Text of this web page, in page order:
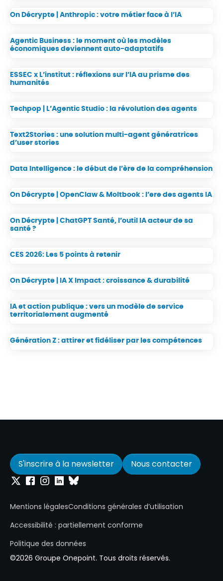
On Décrypte | Anthropic : votre métier face à l’IA
Agentic Business : le moment où les modèles
économiques deviennent auto-adaptatifs
ESSEC x L’institut : réflexions sur l’IA au prisme des
humanités
Techpop | L’Agentic Studio : la révolution des agents
Text2Stories : une solution multi-agent génératrices
d’user stories
Data Intelligence : le début de l’ère de la compréhension
On Décrypte | OpenClaw & Moltbook : l’ere des agents IA
On Décrypte | ChatGPT Santé, l’outil IA acteur de sa
santé ?
CES 2026: Les 5 points à retenir
On Décrypte | IA X Impact : croissance & durabilité
IA et action publique : vers un modèle de service
territorialement augmenté
Génération Z : attirer et fidéliser par les compétences
S'inscrire à la newsletter Nous contacter
Onepoint sur Twitter
Onepoint sur Facebook
Onepoint sur Instagram
Onepoint sur Linkedin
Onepoint sur Bluesky
Mentions légalesConditions générales d’utilisation
Accessibilité : partiellement conforme
Politique des données
©2026 Groupe Onepoint. Tous droits réservés.